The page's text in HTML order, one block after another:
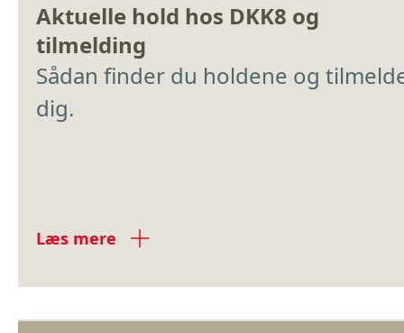
Aktuelle hold hos DKK8 og
tilmelding
Sådan finder du holdene og
dig.
Læs mere